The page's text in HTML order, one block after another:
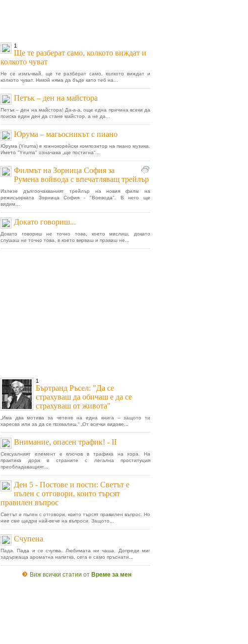
1
Ще те разберат само, колкото виждат и
колкото чуват
Не се измъчвай, ще те разберат само, колкото виждат и
колкото чуват. Никой няма да бъде като теб на...
Петък – ден на майстора
Петък – ден на майстора! Да-а-а, още една причина всеки да
поиска един ден да стане майстор, а не да...
Юрума – магьосникът с пиано
Юрума (Yiruma) е южнокорейски композитор на пиано музика.
Името "Yiruma" означава „ще постигна“...
Филмът на Зорница София за
Румена войвода с впечатляващ трейлър
Излезе дългоочакваният трейлър на новия филм на
режисьорката Зорница София - "Воевода". В него ще
видим...
Докато говориш...
Докато говориш не точно това, което мислиш, докато
слушаш не точно това, в което вярваш и правиш не...
1
Бъртранд Ръсел: "Да се
страхуваш да обичаш е да се
страхуваш от живота"
„Има два мотива за четене на една книга – защото ти
харесва или за да се похвалиш.“ „От всички видове...
Внимание, опасен трафик! - II
Сексуалният елемент е ключов в трафика на хора. На
практика дори в страните с легална проституция
преобладаващият...
Ден 5 - Постове и пости: Светът е
пълен с отговори, които търсят
правилен въпрос
Светът е пълен с отговори, които търсят правилен въпрос. Но
ние сме щедри най-вече на въпроси. Защото...
Счупена
Пада. Пада и се счупва. Любимата ни чаша. Допреди миг
задържаща ароматна напитка, сега е само пръснати...
Виж всички статии от Време за мен